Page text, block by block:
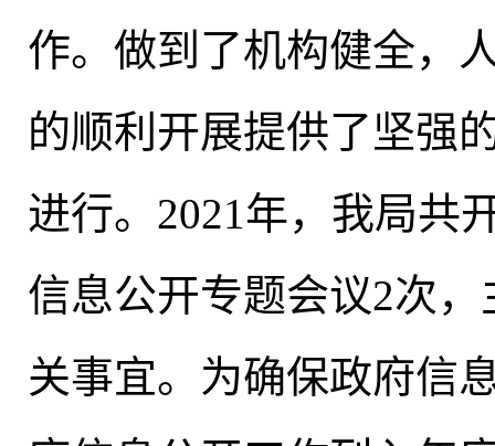
作。做到了机构健全，
的顺利开展提供了坚强
进行。2021年， 我局共
信息公开专题会议2次，
关事宜。为确保政府信